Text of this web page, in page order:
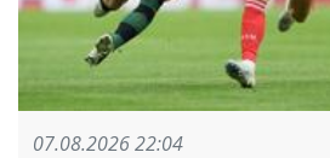
07.08.2026 22:04